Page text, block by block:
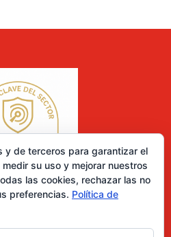
y de terceros para garantizar el
su uso y mejorar nuestros
las cookies, rechazar las no
preferencias. Política de